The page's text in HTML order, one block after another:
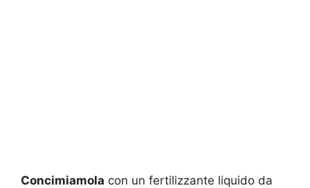
Concimiamola con un fertilizzante liquido da